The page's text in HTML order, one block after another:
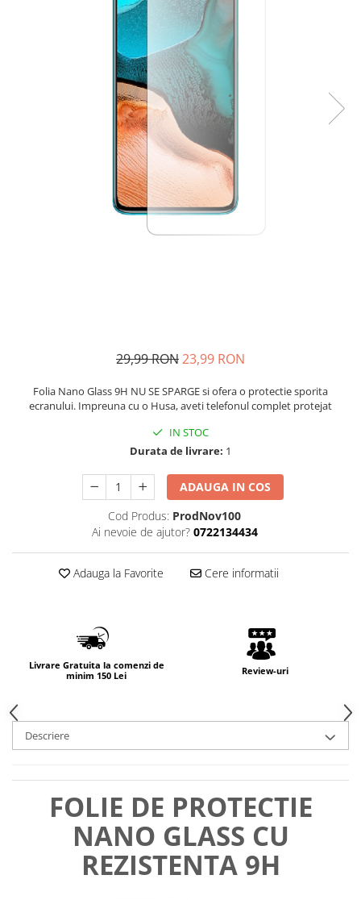
29,99 RON23,99 RON
Folia Nano Glass 9H NU SE SPARGE si ofera o protectie sporita
ecranului. Impreuna cu o Husa, aveti telefonul complet protejat
IN STOC
Durata de livrare: 1
ADAUGA IN COS
Cod Produs: ProdNov100
Ai nevoie de ajutor? 0722134434
Adauga la Favorite Cere informatii
Livrare Gratuita la comenzi de
minim 150 Lei
Review-uri
Descriere
FOLIE DE PROTECTIE
NANO GLASS CU
REZISTENTA 9H